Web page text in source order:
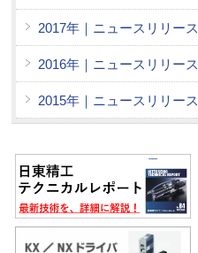
2017年｜ニュースリリース
2016年｜ニュースリリース
2015年｜ニュースリリース